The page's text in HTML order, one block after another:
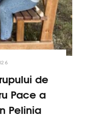
de
Pace a
Pelinia